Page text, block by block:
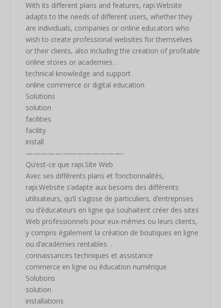
With its different plans and features, rapi.Website
adapts to the needs of different users, whether they
are individuals, companies or online educators who
wish to create professional websites for themselves
or their clients, also including the creation of profitable
online stores or academies. .
technical knowledge and support
online commerce or digital education
Solutions
solution
facilities
facility
install
—————————————-
Qu’est-ce que rapi.Site Web
Avec ses différents plans et fonctionnalités,
rapi.Website s’adapte aux besoins des différents
utilisateurs, qu’il s’agisse de particuliers, d’entreprises
ou d’éducateurs en ligne qui souhaitent créer des sites
Web professionnels pour eux-mêmes ou leurs clients,
y compris également la création de boutiques en ligne
ou d’académies rentables. .
connaissances techniques et assistance
commerce en ligne ou éducation numérique
Solutions
solution
installations